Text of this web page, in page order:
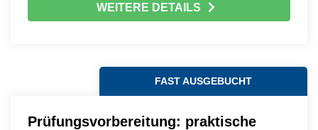
WEITERE DETAILS
FAST AUSGEBUCHT
Prüfungsvorbereitung: praktische